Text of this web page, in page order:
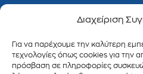
Διαχείριση
Για να παρέχουμε την καλύτερη
τεχνολογίες όπως cookies για την
πρόσβαση σε πληροφορίες